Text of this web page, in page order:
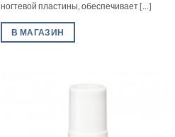
ногтевой пластины‚ обеспечивает [...]
В МАГАЗИН